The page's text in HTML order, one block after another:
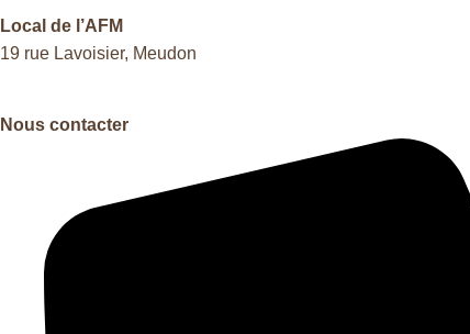
Local de l’AFM
19 rue Lavoisier, Meudon
Nous contacter